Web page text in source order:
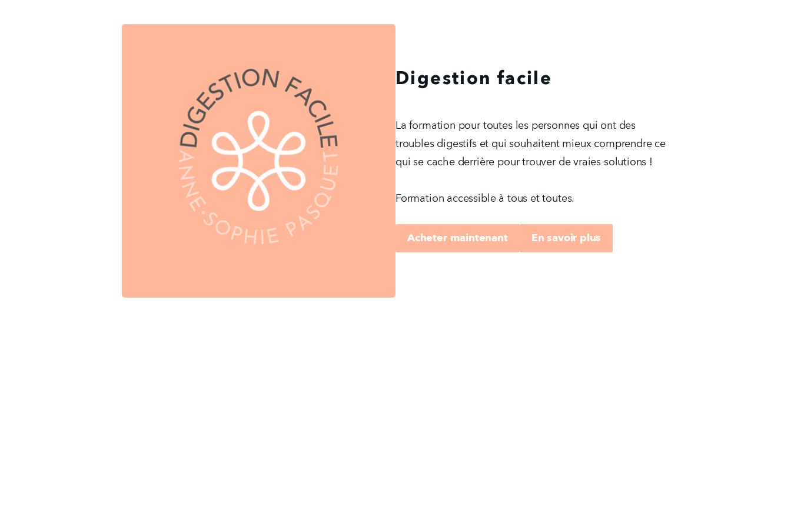
Digestion facile
La formation pour toutes les personnes qui ont des
troubles digestifs et qui souhaitent mieux comprendre ce
qui se cache derrière pour trouver de vraies solutions !
Formation accessible à tous et toutes.
Acheter maintenant En savoir plus